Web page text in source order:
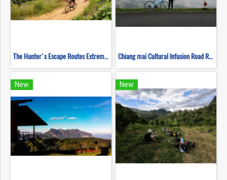
The Hunter's Escape Routes Extreme DH Single Track ( Mountain Biking ) Chiang mai Cultural Infusion Road Ride ( Mountain Biking )
New New